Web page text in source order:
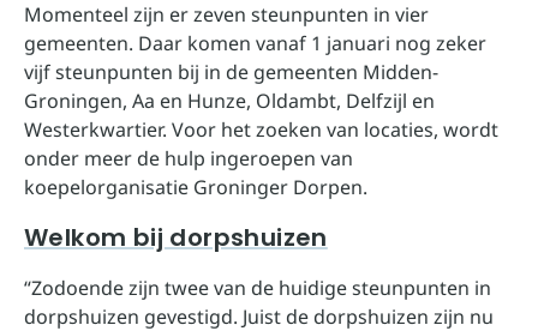
Momenteel zijn er zeven steunpunten in vier
gemeenten. Daar komen vanaf 1 januari nog zeker
vijf steunpunten bij in de gemeenten Midden-
Groningen, Aa en Hunze, Oldambt, Delfzijl en
Westerkwartier. Voor het zoeken van locaties, wordt
onder meer de hulp ingeroepen van
koepelorganisatie Groninger Dorpen.
Welkom bij dorpshuizen
“Zodoende zijn twee van de huidige steunpunten in
dorpshuizen gevestigd. Juist de dorpshuizen zijn nu